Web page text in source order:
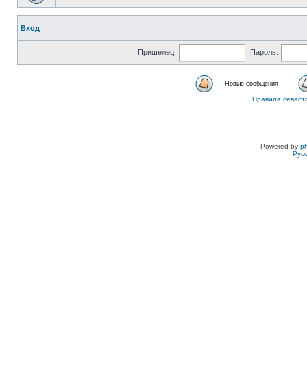
Вход
Пришелец: Пароль:
Новые сообщения
Правила
Powered by